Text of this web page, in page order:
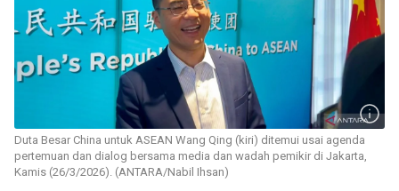
Duta Besar China untuk ASEAN Wang Qing (kiri) ditemui usai agenda
pertemuan dan dialog bersama media dan wadah pemikir di Jakarta,
Kamis (26/3/2026). (ANTARA/Nabil Ihsan)